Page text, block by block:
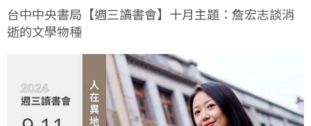
台中中央書局【週三讀書會】十月主題：詹宏志談消
逝的文學物種